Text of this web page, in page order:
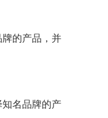
的产品，并
名品牌的产